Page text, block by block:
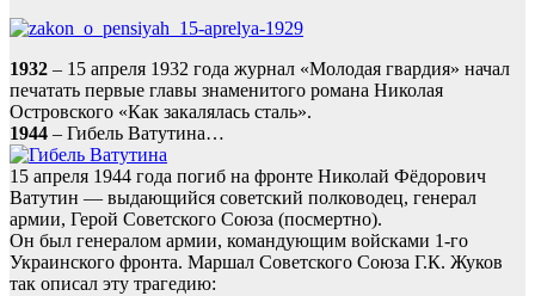
1932 – 15 апреля 1932 года журнал «Молодая гвардия» начал
печатать первые главы знаменитого романа Николая
Островского «Как закалялась сталь».
1944 – Гибель Ватутина…
15 апреля 1944 года погиб на фронте Николай Фёдорович
Ватутин — выдающийся советский полководец, генерал
армии, Герой Советского Союза (посмертно).
Он был генералом армии, командующим войсками 1-го
Украинского фронта. Маршал Советского Союза Г.К. Жуков
так описал эту трагедию: